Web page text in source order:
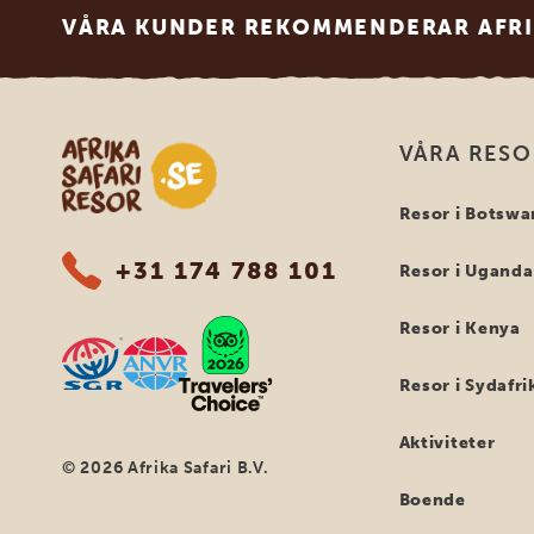
VÅRA KUNDER REKOMMENDERAR
Safari-resor i Afrika
+31 174 788 101
© 2026 Afrika Safari B.V.
VÅRA
Resor i
Resor i Uganda
Resor i Kenya
Resor i
Aktiviteter
Boende